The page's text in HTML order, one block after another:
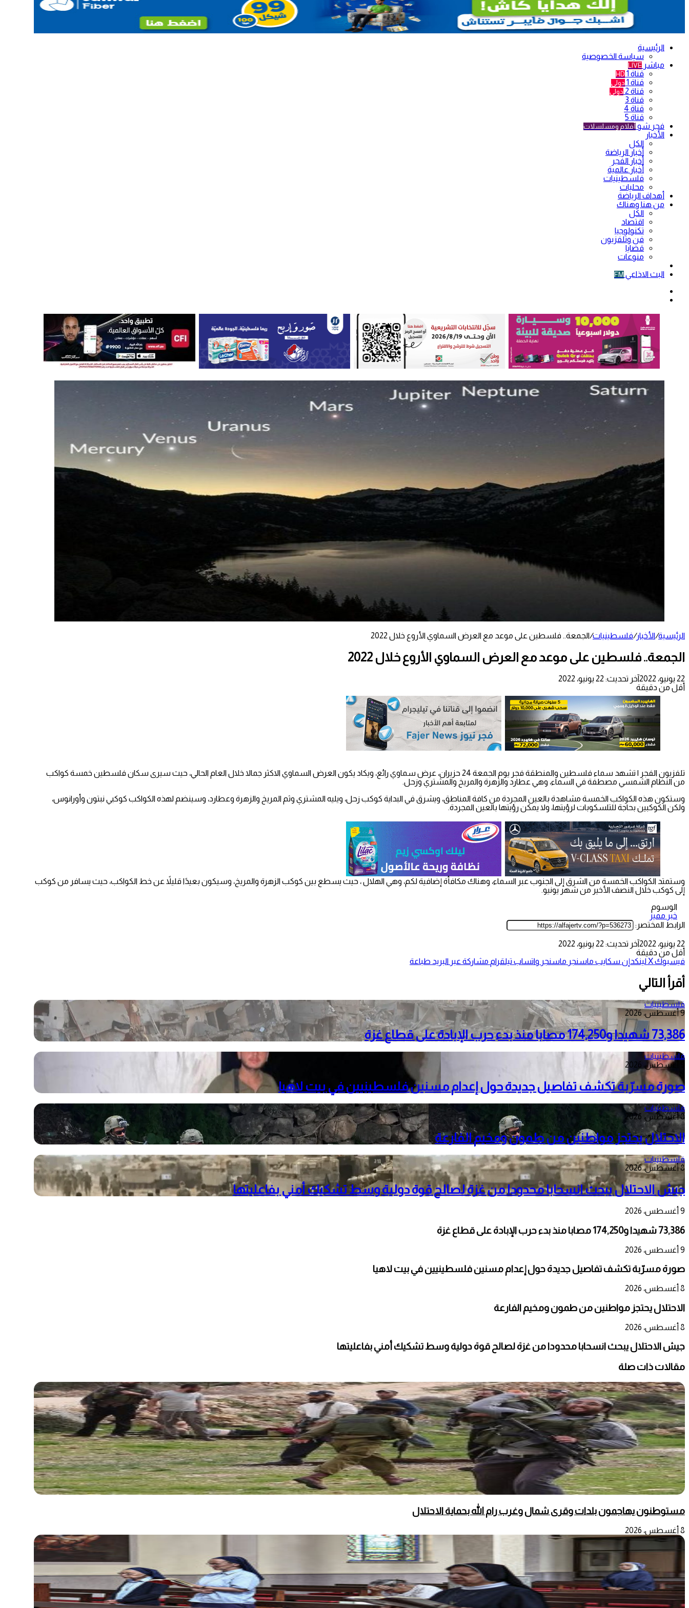
الرئيسية
سياسة الخصوصية
مباشر LIVE
قناة 1 HD
قناة 1 دولي
قناة 2 دولي
قناة 3
قناة 4
قناة 5
فجر شو أفلام ومسلسلات
الأخبار
الكل
أخبار الرياضة
أخبار الفجر
أخبار عالمية
فلسطينيات
محليات
أهداف الرياضة
من هنا وهناك
الكل
اقتصاد
تكنولوجيا
فن وتلفزيون
قضايا
منوعات
البث الاذاعي FM
الرئيسية/الأخبار/فلسطينيات/الجمعة.. فلسطين على موعد مع العرض السماوي الأروع خلال 2022
الجمعة.. فلسطين على موعد مع العرض السماوي الأروع خلال 2022
22 يونيو، 2022
آخر تحديث: 22 يونيو، 2022
أقل من دقيقة
تلفزيون الفجر | تشهد سماء فلسطين والمنطقة فجر يوم الجمعة 24 حزيران، عرض سماوي رائع، ويكاد يكون العرض السماوي الاكثر جمالا خلال العام الحالي، حيث سيرى سكان فلسطين خمسة كواكب
من النظام الشمسي مصطفة في السماء، وهي عطارد والزهرة والمريخ والمشتري وزحل.
وستكون هذه الكواكب الخمسة مشاهدة بالعين المجردة من كافة المناطق، ويشرق في البداية كوكب زحل، ويليه المشتري وثم المريخ والزهرة وعطارد، وسينضم لهذه الكواكب كوكبي نبتون وأورانوس،
ولكن الكوكبين بحاجة للتلسكوبات لرؤيتها، ولا يمكن رؤيتها بالعين المجردة.
وستمتد الكواكب الخمسة من الشرق إلى الجنوب عبر السماء، وهناك مكافأة إضافية لكم، وهي الهلال ، حيث يسطع بين كوكب الزهرة والمريخ، وسيكون بعيدًا قليلاً عن خط الكواكب، حيث يسافر من كوكب
إلى كوكب خلال النصف الأخير من شهر يونيو.
الوسوم
خبر مميز
الرابط المختصر:
22 يونيو، 2022
آخر تحديث: 22 يونيو، 2022
أقل من دقيقة
فيسبوك‫Xلينكدإن سكايب ماسنجر ماسنجر واتساب تيلقرام مشاركة عبر البريد طباعة
أقرأ التالي
فلسطينيات
9 أغسطس، 2026
73,386 شهيدا و174,250 مصابا منذ بدء حرب الإبادة على قطاع غزة
فلسطينيات
صورة مسرّبة تكشف تفاصيل جديدة حول إعدام مسنين فلسطينيين في بيت لاهيا
فلسطينيات
8 أغسطس، 2026
الاحتلال يحتجز مواطنين من طمون ومخيم الفارعة
فلسطينيات
8 أغسطس، 2026
جيش الاحتلال يبحث انسحابا محدودا من غزة لصالح قوة دولية وسط تشكيك أمني بفاعليتها
9 أغسطس، 2026
73,386 شهيدا و174,250 مصابا منذ بدء حرب الإبادة على قطاع غزة
9 أغسطس، 2026
صورة مسرّبة تكشف تفاصيل جديدة حول إعدام مسنين فلسطينيين في بيت لاهيا
8 أغسطس، 2026
الاحتلال يحتجز مواطنين من طمون ومخيم الفارعة
8 أغسطس، 2026
جيش الاحتلال يبحث انسحابا محدودا من غزة لصالح قوة دولية وسط تشكيك أمني بفاعليتها
مقالات ذات صلة
مستوطنون يهاجمون بلدات وقرى شمال وغرب رام الله بحماية الاحتلال
8 أغسطس، 2026